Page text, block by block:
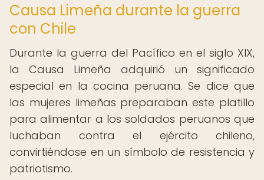
Causa Limeña durante la guerra
con Chile
Durante la guerra del Pacífico en el siglo XIX,
la Causa Limeña adquirió un significado
especial en la cocina peruana. Se dice que
las mujeres limeñas preparaban este platillo
para alimentar a los soldados peruanos que
luchaban contra el ejército chileno,
convirtiéndose en un símbolo de resistencia y
patriotismo.